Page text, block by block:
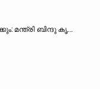
മന്ത്രി ബിന്ദു കൃ...